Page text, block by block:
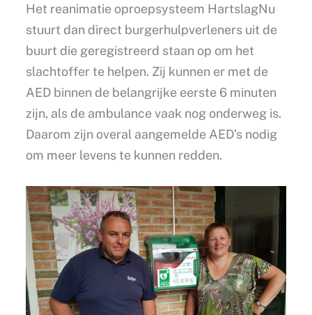
Het reanimatie oproepsysteem HartslagNu
stuurt dan direct burgerhulpverleners uit de
buurt die geregistreerd staan op om het
slachtoffer te helpen. Zij kunnen er met de
AED binnen de belangrijke eerste 6 minuten
zijn, als de ambulance vaak nog onderweg is.
Daarom zijn overal aangemelde AED’s nodig
om meer levens te kunnen redden.